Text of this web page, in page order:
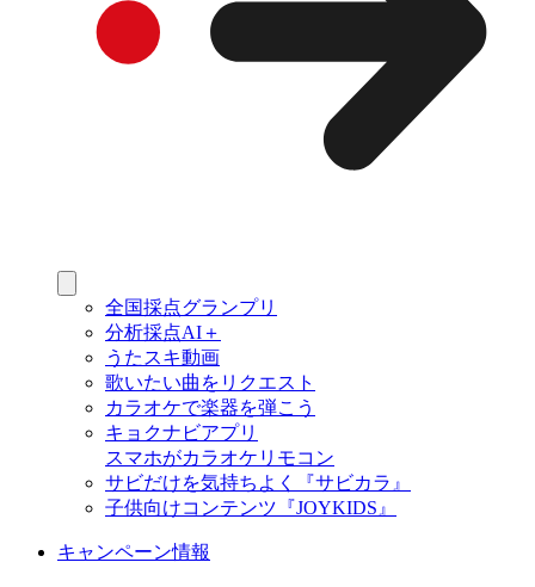
全国採点グランプリ
分析採点AI＋
うたスキ動画
歌いたい曲をリクエスト
カラオケで楽器を弾こう
キョクナビアプリ
スマホがカラオケリモコン
サビだけを気持ちよく『サビカラ』
子供向けコンテンツ『JOYKIDS』
キャンペーン情報